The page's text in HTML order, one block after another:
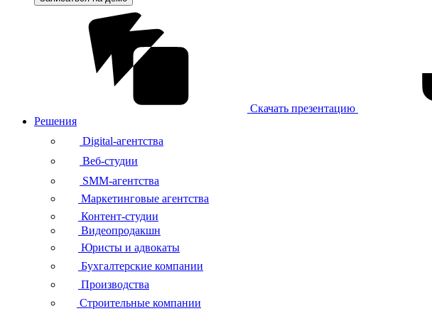
Скачать презентацию
Решения
Digital-агентства
Веб-студии
SMM-агентства
Маркетинговые агентства
Контент-студии
Видеопродакшн
Юристы и адвокаты
Бухгалтерские компании
Производства
Строительные компании